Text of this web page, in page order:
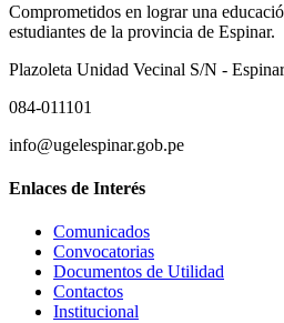
Comprometidos en lograr una
estudiantes de la provincia de Espinar.
Plazoleta Unidad Vecinal S/N - Espinar
084-011101
info@ugelespinar.gob.pe
Enlaces de Interés
Comunicados
Convocatorias
Documentos de Utilidad
Contactos
Institucional